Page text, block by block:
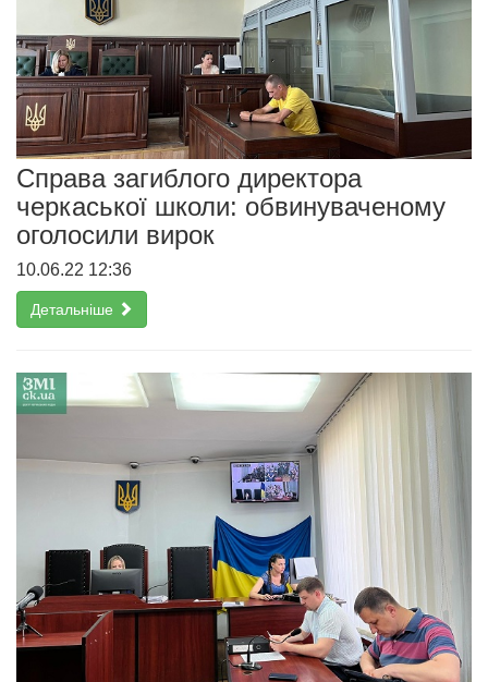
Справа загиблого директора
черкаської школи: обвинуваченому
оголосили вирок
10.06.22 12:36
Детальніше